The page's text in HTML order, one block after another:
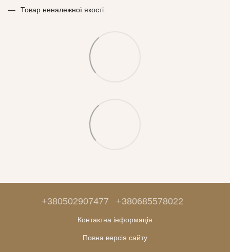
Товар неналежної якості.
+380502907477 +380685578022
Контактна інформація
Повна версія сайту